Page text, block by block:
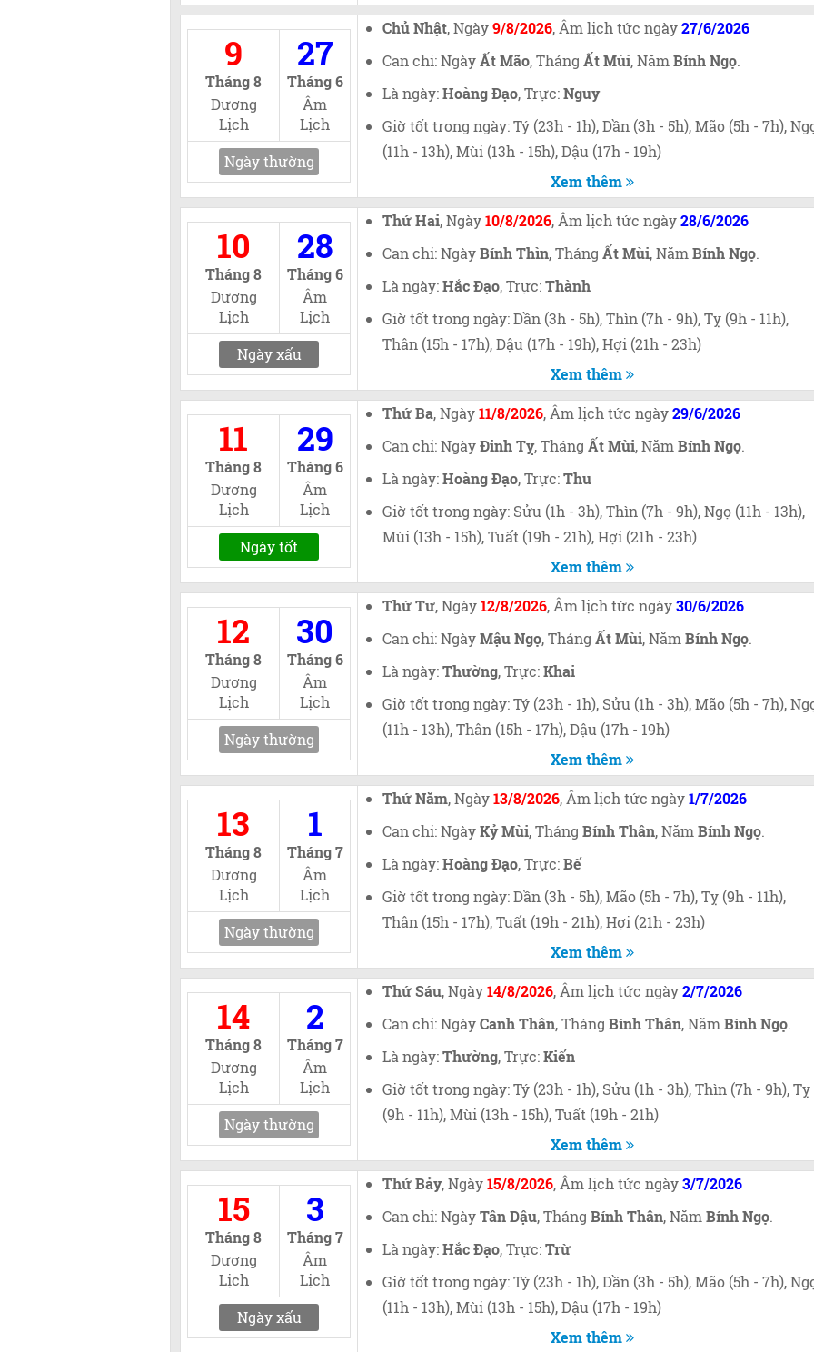
9
Tháng 8
Dương
Lịch
27
Tháng 6
Âm
Lịch
Ngày thường
Chủ Nhật, Ngày9/8/2026, Âm lịch tức ngày27/6/2026
Can chi: NgàyẤt Mão, Tháng Ất Mùi, Năm Bính Ngọ.
Là ngày:Hoàng Đạo, Trực:Nguy
Giờ tốt trong ngày: Tý (23h - 1h), Dần (3h - 5h), Mão (5h - 7h),
(11h - 13h), Mùi (13h - 15h), Dậu (17h - 19h)
Xem thêm
10
Tháng 8
Dương
Lịch
28
Tháng 6
Âm
Lịch
Ngày xấu
Thứ Hai, Ngày10/8/2026, Âm lịch tức ngày28/6/2026
Can chi: NgàyBính Thìn, Tháng Ất Mùi, Năm Bính Ngọ.
Là ngày:Hắc Đạo, Trực:Thành
Giờ tốt trong ngày: Dần (3h - 5h), Thìn (7h - 9h), Tỵ (9h - 11h),
Thân (15h - 17h), Dậu (17h - 19h), Hợi (21h - 23h)
Xem thêm
11
Tháng 8
Dương
Lịch
29
Tháng 6
Âm
Lịch
Ngày tốt
Thứ Ba, Ngày11/8/2026, Âm lịch tức ngày29/6/2026
Can chi: NgàyĐinh Tỵ, Tháng Ất Mùi, Năm Bính Ngọ.
Là ngày:Hoàng Đạo, Trực:Thu
Giờ tốt trong ngày: Sửu (1h - 3h), Thìn (7h - 9h), Ngọ (11h - 13h),
Mùi (13h - 15h), Tuất (19h - 21h), Hợi (21h - 23h)
Xem thêm
12
Tháng 8
Dương
Lịch
30
Tháng 6
Âm
Lịch
Ngày thường
Thứ Tư, Ngày12/8/2026, Âm lịch tức ngày30/6/2026
Can chi: NgàyMậu Ngọ, Tháng Ất Mùi, Năm Bính Ngọ.
Là ngày:Thường, Trực:Khai
Giờ tốt trong ngày: Tý (23h - 1h), Sửu (1h - 3h), Mão (5h - 7h),
(11h - 13h), Thân (15h - 17h), Dậu (17h - 19h)
Xem thêm
13
Tháng 8
Dương
Lịch
1
Tháng 7
Âm
Lịch
Ngày thường
Thứ Năm, Ngày13/8/2026, Âm lịch tức ngày1/7/2026
Can chi: NgàyKỷ Mùi, Tháng Bính Thân, Năm Bính Ngọ.
Là ngày:Hoàng Đạo, Trực:Bế
Giờ tốt trong ngày: Dần (3h - 5h), Mão (5h - 7h), Tỵ (9h - 11h),
Thân (15h - 17h), Tuất (19h - 21h), Hợi (21h - 23h)
Xem thêm
14
Tháng 8
Dương
Lịch
2
Tháng 7
Âm
Lịch
Ngày thường
Thứ Sáu, Ngày14/8/2026, Âm lịch tức ngày2/7/2026
Can chi: NgàyCanh Thân, Tháng Bính Thân, Năm Bính Ngọ.
Là ngày:Thường, Trực:Kiến
Giờ tốt trong ngày: Tý (23h - 1h), Sửu (1h - 3h), Thìn (7h - 9h), Tỵ
(9h - 11h), Mùi (13h - 15h), Tuất (19h - 21h)
Xem thêm
15
Tháng 8
Dương
Lịch
3
Tháng 7
Âm
Lịch
Ngày xấu
Thứ Bảy, Ngày15/8/2026, Âm lịch tức ngày3/7/2026
Can chi: NgàyTân Dậu, Tháng Bính Thân, Năm Bính Ngọ.
Là ngày:Hắc Đạo, Trực:Trừ
Giờ tốt trong ngày: Tý (23h - 1h), Dần (3h - 5h), Mão (5h - 7h),
(11h - 13h), Mùi (13h - 15h), Dậu (17h - 19h)
Xem thêm